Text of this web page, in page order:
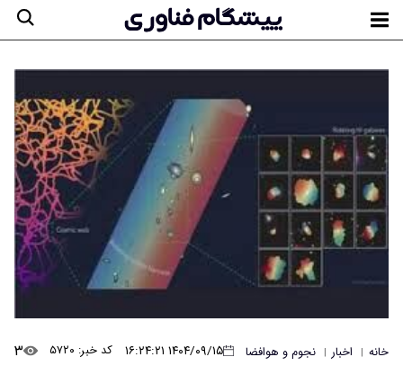
خانه | اخبار | نجوم و هوافضا ۱۴۰۴/۰۹/۱۵ ۱۶:۲۴:۲۱ کد خبر: ۵۷۲۰ ۳